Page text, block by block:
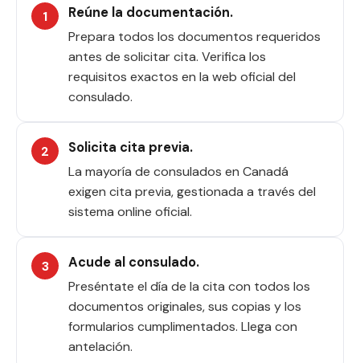
Reúne la documentación.
Prepara todos los documentos requeridos
antes de solicitar cita. Verifica los
requisitos exactos en la web oficial del
consulado.
Solicita cita previa.
La mayoría de consulados en Canadá
exigen cita previa, gestionada a través del
sistema online oficial.
Acude al consulado.
Preséntate el día de la cita con todos los
documentos originales, sus copias y los
formularios cumplimentados. Llega con
antelación.